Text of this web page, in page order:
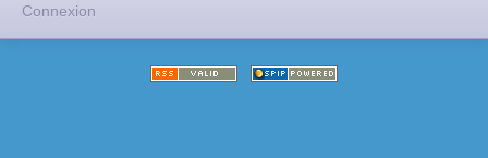
Connexion